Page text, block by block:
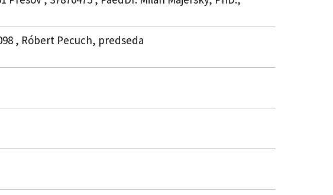
, Róbert Pecuch, predseda